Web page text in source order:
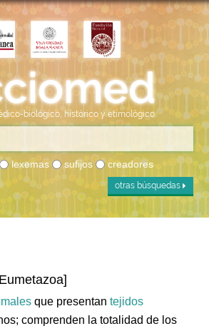
biológico, histórico y etimológico
lexemas sufijos creadores
otras búsquedas
que presentantejidos
comprenden la totalidad de los